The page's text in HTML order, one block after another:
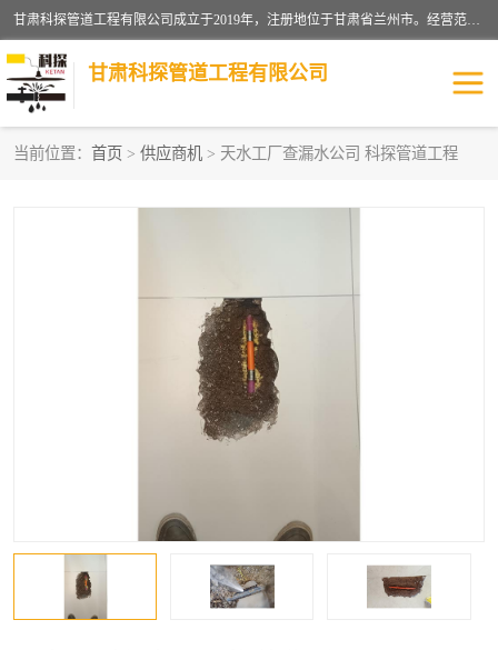
甘肃科探管道工程有限公司成立于2019年，注册地位于甘肃省兰州市。经营范围包括管道安装、清洗、疏通、维修、检测，防水工程，工程钻孔，化粪池清理，暖气安装，给排水管道安装维修，室内外管道如消防、供水、供热管道漏水检测定位，室内外防水堵漏等。
甘肃科探管道工程有限公司
当前位置： 首页 > 供应商机 > 天水工厂查漏水公司 科探管道工程
供热管道漏水 排水管道漏水
管道疏通